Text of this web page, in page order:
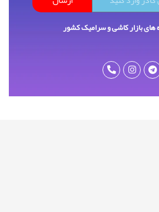
های بازار کاشی و سرامیک کشور